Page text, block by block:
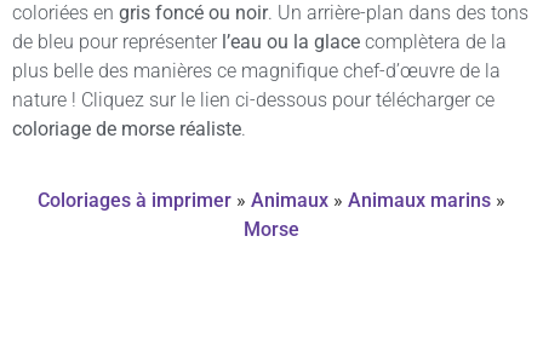
coloriées en gris foncé ou noir. Un arrière-plan dans des tons
de bleu pour représenter l’eau ou la glace complètera de la
plus belle des manières ce magnifique chef-d’œuvre de la
nature ! Cliquez sur le lien ci-dessous pour télécharger ce
coloriage de morse réaliste.
Coloriages à imprimer » Animaux » Animaux marins »
Morse